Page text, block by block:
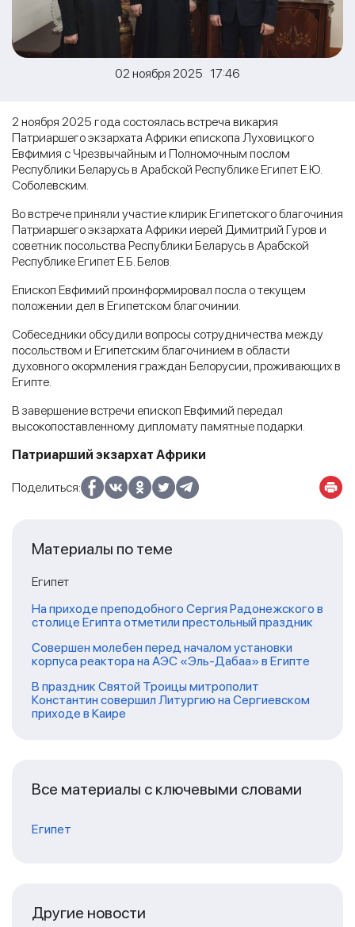
02 ноября 2025 17:46
2 ноября 2025 года состоялась встреча викария
Патриаршего экзархата Африки епископа Луховицкого
Евфимия с Чрезвычайным и Полномочным послом
Республики Беларусь в Арабской Республике Египет Е.Ю.
Соболевским.
Во встрече приняли участие клирик Египетского благочиния
Патриаршего экзархата Африки иерей Димитрий Гуров и
советник посольства Республики Беларусь в Арабской
Республике Египет Е.Б. Белов.
Епископ Евфимий проинформировал посла о текущем
положении дел в Египетском благочинии.
Собеседники обсудили вопросы сотрудничества между
посольством и Египетским благочинием в области
духовного окормления граждан Белорусии, проживающих в
Египте.
В завершение встречи епископ Евфимий передал
высокопоставленному дипломату памятные подарки.
Патриарший экзархат Африки
Поделиться:
Материалы по теме
Египет
На приходе преподобного Сергия Радонежского в
столице Египта отметили престольный праздник
Совершен молебен перед началом установки
корпуса реактора на АЭС «Эль-Дабаа» в Египте
В праздник Святой Троицы митрополит
Константин совершил Литургию на Сергиевском
приходе в Каире
Все материалы с ключевыми словами
Египет
Другие новости